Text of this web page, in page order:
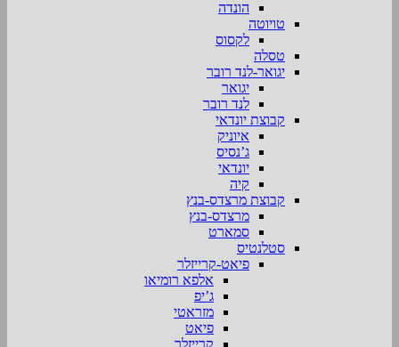
הונדה
טויוטה
לקסוס
טסלה
יגואר-לנד רובר
יגואר
לנד רובר
קבוצת יונדאי
איוניק
ג’נסיס
יונדאי
קיה
קבוצת מרצדס-בנץ
מרצדס-בנץ
סמארט
סטלנטיס
פיאט-קרייזלר
אלפא רומיאו
ג’יפ
מזראטי
פיאט
קרייזלר